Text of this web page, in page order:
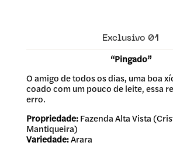
Exclusivo 01
“Pingado”
O amigo de todos os dias, uma boa
coado com um pouco de leite, essa
erro.
Propriedade:Fazenda Alta Vista
Mantiqueira)
Variedade:Arara